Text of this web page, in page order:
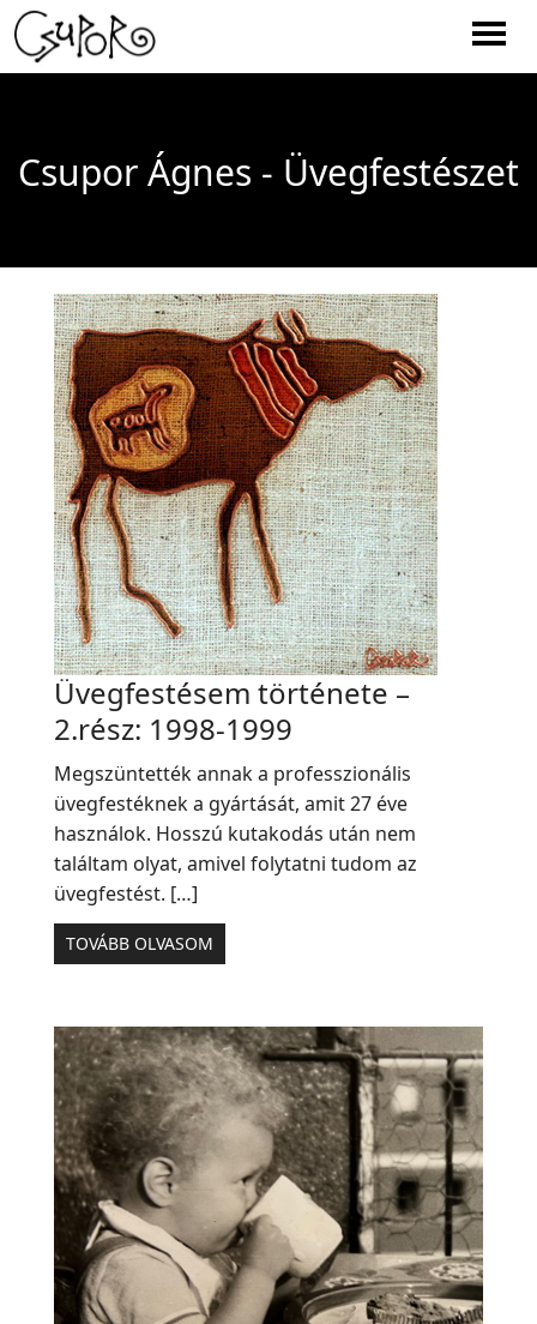
Csupor Ágnes - Üvegfestészet
Üvegfestésem története –
2.rész: 1998-1999
Megszüntették annak a professzionális
üvegfestéknek a gyártását, amit 27 éve
használok. Hosszú kutakodás után nem
találtam olyat, amivel folytatni tudom az
üvegfestést. […]
TOVÁBB OLVASOM